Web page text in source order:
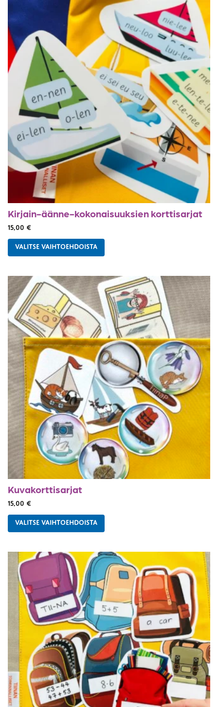
Kirjain-äänne-kokonaisuuksien korttisarjat
15,00 €
VALITSE VAIHTOEHDOISTA
Kuvakorttisarjat
15,00 €
VALITSE VAIHTOEHDOISTA